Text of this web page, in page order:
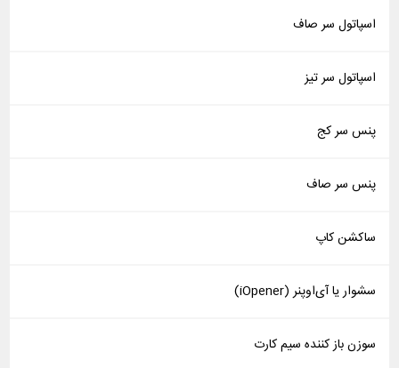
اسپاتول سر صاف
اسپاتول سر تیز
پنس سر کج
پنس سر صاف
ساکشن کاپ
سشوار یا آی‌اوپنر (iOpener)
سوزن باز کننده سیم کارت